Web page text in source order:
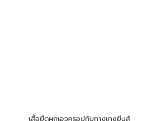
เสื้อยืดผูกเอวครอปกับกางเกงยีนส์